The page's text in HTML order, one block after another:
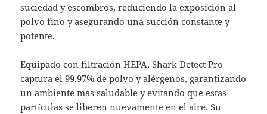
suciedad y escombros, reduciendo la exposición al
polvo fino y asegurando una succión constante y
potente.
Equipado con filtración HEPA, Shark Detect Pro
captura el 99.97% de polvo y alérgenos, garantizando
un ambiente más saludable y evitando que estas
partículas se liberen nuevamente en el aire. Su